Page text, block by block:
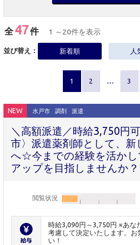
全47件 1 ～20件を表示
並び替え： 新着順 人
1 2 … 3
NEW 水戸市 調剤 派遣
＼高額派遣／時給3,750円
市〉派遣薬剤師として、新
へ☆今までの経験を活か
アップを目指しませんか？
閲覧状況
時給3,090円～3,750円 ※あな
考慮して決定いたします。お
い！